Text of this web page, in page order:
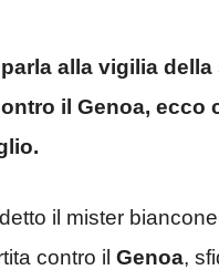
alla vigilia della
il Genoa, ecco
il mister
contro il Genoa,